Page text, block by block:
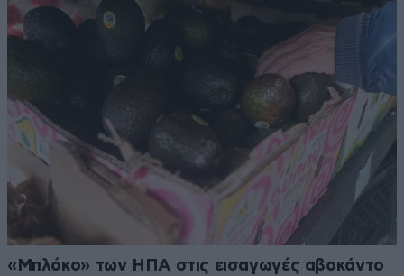
«Μπλόκο» των ΗΠΑ στις εισαγωγές αβοκάντο